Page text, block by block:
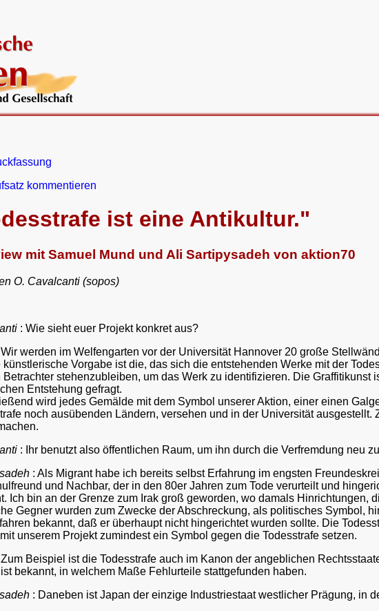
kommentieren
ist eine Antikultur."
mit Samuel Mund und Ali Sartipysadeh von aktion70
O. Cavalcanti (sopos)
: Wie sieht euer Projekt konkret aus?
Wir werden im Welfengarten vor der Universität Hannover 20 große
künstlerische Vorgabe ist die, das sich die entstehenden Werke mit der
Betrachter stehenzubleiben, um das Werk zu identifizieren. Die
Entstehung gefragt.
wird jedes Gemälde mit dem Symbol unserer Aktion, einer einen
noch ausübenden Ländern, versehen und in der Universität
: Ihr benutzt also öffentlichen Raum, um ihn durch die Verfremdung neu
: Als Migrant habe ich bereits selbst Erfahrung im engsten
und Nachbar, der in den 80er Jahren zum Tode verurteilt und
Ich bin an der Grenze zum Irak groß geworden, wo damals Hinrichtungen,
Gegner wurden zum Zwecke der Abschreckung, als politisches Symbol,
bekannt, daß er überhaupt nicht hingerichtet wurden sollte. Die
unserem Projekt zumindest ein Symbol gegen die Todesstrafe setzen.
Zum Beispiel ist die Todesstrafe auch im Kanon der angeblichen
bekannt, in welchem Maße Fehlurteile stattgefunden haben.
: Daneben ist Japan der einzige Industriestaat westlicher Prägung, in